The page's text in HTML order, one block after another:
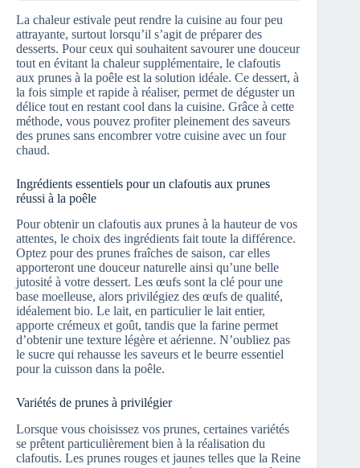
La chaleur estivale peut rendre la cuisine au four peu
attrayante, surtout lorsqu’il s’agit de préparer des
desserts. Pour ceux qui souhaitent savourer une douceur
tout en évitant la chaleur supplémentaire, le clafoutis
aux prunes à la poêle est la solution idéale. Ce dessert, à
la fois simple et rapide à réaliser, permet de déguster un
délice tout en restant cool dans la cuisine. Grâce à cette
méthode, vous pouvez profiter pleinement des saveurs
des prunes sans encombrer votre cuisine avec un four
chaud.
Ingrédients essentiels pour un clafoutis aux prunes
réussi à la poêle
Pour obtenir un clafoutis aux prunes à la hauteur de vos
attentes, le choix des ingrédients fait toute la différence.
Optez pour des prunes fraîches de saison, car elles
apporteront une douceur naturelle ainsi qu’une belle
jutosité à votre dessert. Les œufs sont la clé pour une
base moelleuse, alors privilégiez des œufs de qualité,
idéalement bio. Le lait, en particulier le lait entier,
apporte crémeux et goût, tandis que la farine permet
d’obtenir une texture légère et aérienne. N’oubliez pas
le sucre qui rehausse les saveurs et le beurre essentiel
pour la cuisson dans la poêle.
Variétés de prunes à privilégier
Lorsque vous choisissez vos prunes, certaines variétés
se prêtent particulièrement bien à la réalisation du
clafoutis. Les prunes rouges et jaunes telles que la Reine